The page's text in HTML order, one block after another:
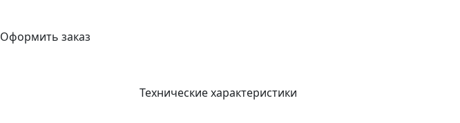
Оформить заказ
Технические характеристики